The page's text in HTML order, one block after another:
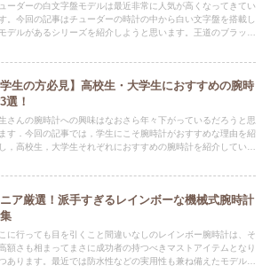
ーダーの白文字盤モデルは最近非常に人気が高くなってきてい
。今回の記事はチューダーの時計の中から白い文字盤を搭載し
デルがあるシリーズを紹介しようと思います。王道のブラック
学生の方必見】高校生・大学生におすすめの腕時
選！
さんの腕時計への興味はなおさら年々下がっているだろうと思
す．今回の記事では，学生にこそ腕時計がおすすめな理由を紹
，高校生，大学生それぞれにおすすめの腕時計を紹介していま
ア厳選！派手すぎるレインボーな機械式腕時計
に行っても目を引くこと間違いなしのレインボー腕時計は、そ
額さも相まってまさに成功者の持つべきマストアイテムとなり
あります。最近では防水性などの実用性も兼ね備えたモデルが